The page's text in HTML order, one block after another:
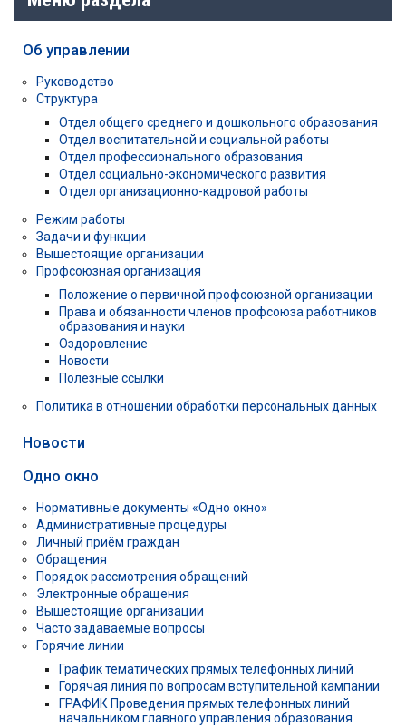
Об управлении
Руководство
Структура
Отдел общего среднего и дошкольного образования
Отдел воспитательной и социальной работы
Отдел профессионального образования
Отдел социально-экономического развития
Отдел организационно-кадровой работы
Режим работы
Задачи и функции
Вышестоящие организации
Профсоюзная организация
Положение о первичной профсоюзной организации
Права и обязанности членов профсоюза работников
образования и науки
Оздоровление
Новости
Полезные ссылки
Политика в отношении обработки персональных данных
Новости
Одно окно
Нормативные документы «Одно окно»
Административные процедуры
Личный приём граждан
Обращения
Порядок рассмотрения обращений
Электронные обращения
Вышестоящие организации
Часто задаваемые вопросы
Горячие линии
График тематических прямых телефонных линий
Горячая линия по вопросам вступительной кампании
ГРАФИК Проведения прямых телефонных линий
начальником главного управления образования